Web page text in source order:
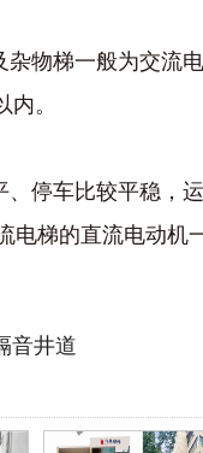
梯一般为交流电
。
车比较平稳，运
梯的直流电动机
音井道